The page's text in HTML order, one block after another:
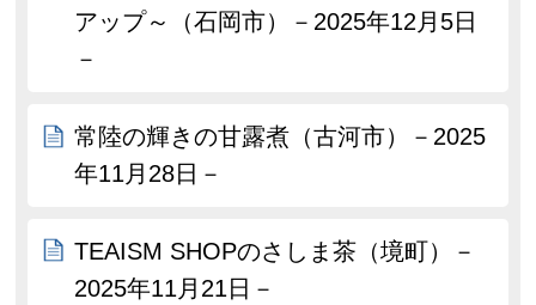
アップ～（石岡市）－2025年12月5日
－
常陸の輝きの甘露煮（古河市）－2025
年11月28日－
TEAISM SHOPのさしま茶（境町）－
2025年11月21日－